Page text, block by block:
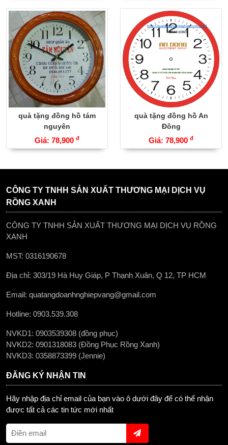
quà tặng đồng hồ tám
nguyên
Giá: 78,900 đ
quà tặng đồng hồ An
Đông
Giá: 78,900 đ
CÔNG TY TNHH SẢN XUẤT THƯƠNG MẠI DỊCH VỤ
RỒNG XANH
CÔNG TY TNHH SẢN XUẤT THƯƠNG MẠI DỊCH VỤ RỒNG
XANH
MST: 0316190678
Địa chỉ: 303/19 Hà Huy Giáp, P Thạnh Xuân, Q 12, TP HCM
Email: quatangdoanhnghiepvang@gmail.com
Hotline: 0903.539.308
NVKD1: 0903539308 (đồng phục)
NVKD2: 0901318083 (Đồng Phục Rồng Xanh)
NVKD3: 0358873399 (Jennie)
ĐĂNG KÝ NHẬN TIN
Hãy nhập địa chỉ email của bạn vào ô dưới đây để có thể nhận
được tất cả các tin tức mới nhất